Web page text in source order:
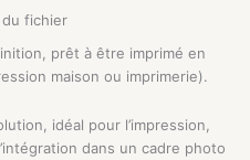
fichier
prêt à être imprimé en
maison ou imprimerie).
idéal pour l’impression,
dans un cadre photo